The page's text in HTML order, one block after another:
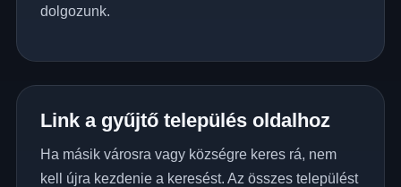
dolgozunk.
Link a gyűjtő település oldalhoz
Ha másik városra vagy községre keres rá, nem
kell újra kezdenie a keresést. Az összes települést